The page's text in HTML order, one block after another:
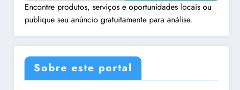
Encontre produtos, serviços e oportunidades locais ou
publique seu anúncio gratuitamente para análise.
Sobre este portal